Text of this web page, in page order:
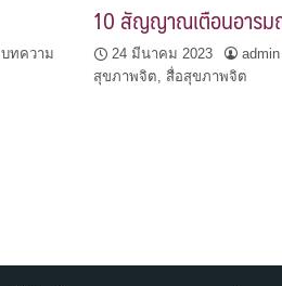
บทความ
10 สัญญาณเตือนอารม
24 มีนาคม 2023 admin
สุขภาพจิต, สื่อสุขภาพจิต